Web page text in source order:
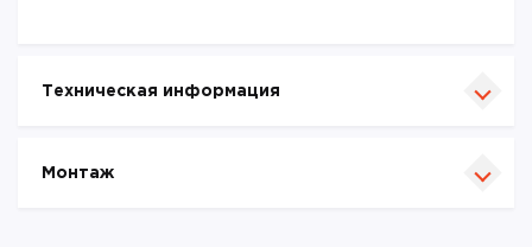
Техническая информация
Монтаж